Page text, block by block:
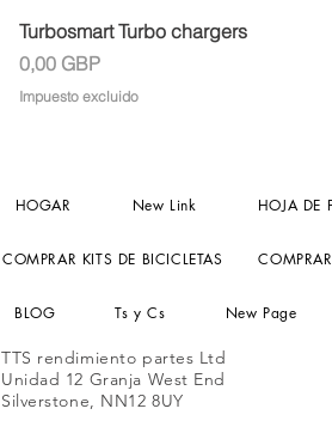
Turbosmart Turbo chargers
Precio
0,00 GBP
Impuesto excluido
HOGAR New Link HOJA DE
COMPRAR KITS DE BICICLETAS
BLOG Ts y Cs New Page
TTS rendimiento partes Ltd
Unidad 12 Granja West End
Silverstone, NN12 8UY